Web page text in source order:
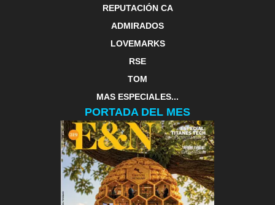
REPUTACIÓN CA
ADMIRADOS
LOVEMARKS
RSE
TOM
MAS ESPECIALES...
PORTADA DEL MES